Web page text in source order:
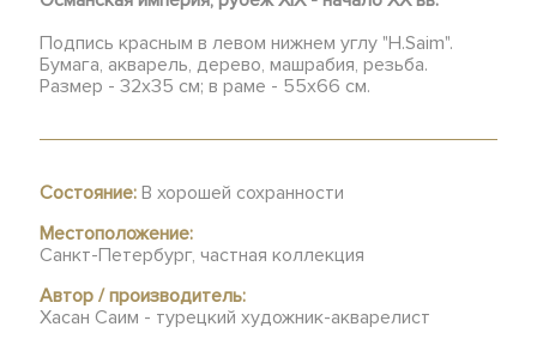
Подпись красным в левом нижнем углу "H.Saim".
Бумага, акварель, дерево, машрабия, резьба.
Размер - 32х35 см; в раме - 55х66 см.
Состояние: В хорошей сохранности
Местоположение:
Санкт-Петербург, частная коллекция
Автор / производитель:
Хасан Саим - турецкий художник-акварелист